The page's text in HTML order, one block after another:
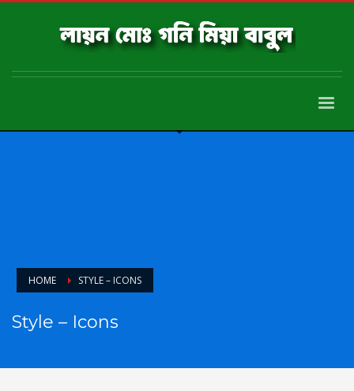
HOME STYLE – ICONS
Style – Icons